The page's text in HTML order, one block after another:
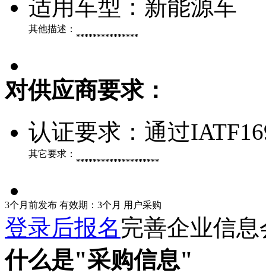
适用车型： 新能源车
其他描述：
***************
对供应商要求：
认证要求： 通过
其它要求：
********************
3个月前发布 有效期：3个月 用户采购
登录后报名完善企业信
什么是"采购信息"